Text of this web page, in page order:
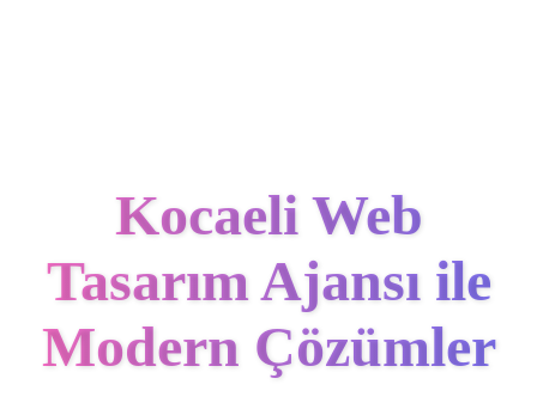
Kocaeli Web
Tasarım Ajansı ile
Modern Çözümler